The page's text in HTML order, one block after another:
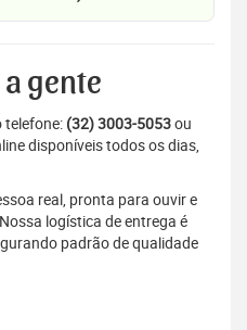
gente
telefone: (32) 3003-5053ou
disponíveis todos os dias,
real, pronta para ouvir e
logística de entrega é
padrão de qualidade